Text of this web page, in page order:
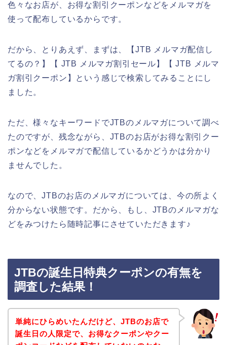
色々なお店が、お得な割引クーポンなどをメルマガを
使って配布しているからです。
だから、とりあえず、まずは、【JTB メルマガ配信し
てるの？】【 JTB メルマガ割引セール】【 JTB メルマ
ガ割引クーポン】という感じで検索してみることにし
ました。
ただ、様々なキーワードでJTBのメルマガについて調べ
たのですが、残念ながら、JTBのお店がお得な割引クー
ポンなどをメルマガで配信しているかどうかは分かり
ませんでした。
なので、JTBのお店のメルマガについては、今の所よく
分からない状態です。だから、もし、JTBのメルマガな
どをみつけたら随時記事にさせていただきます♪
JTBの誕生日特典クーポンの有無を
調査した結果！
単純にひらめいたんだけど、JTBのお店で
誕生日の人限定で、お得なクーポンやクー